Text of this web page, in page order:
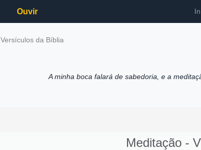
Ouvir
Versículos da Bíblia
A minha boca falará de sabedoria, e a
Meditação -